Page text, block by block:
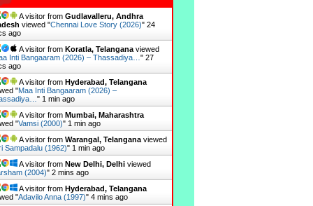
A visitor from Gudlavalleru, Andhra
viewed "Chennai Love Story (2026)" 25
ago
A visitor from Koratla, Telanganaviewed
Inti Bangaaram (2026) – Thassadiya… " 28
ago
A visitor from Hyderabad, Telangana
"Maa Inti Bangaaram (2026) –
" 1 min ago
A visitor from Mumbai, Maharashtra
"Vamsi (2000)" 1 min ago
A visitor from Warangal, Telanganaviewed
Sampadalu (1962)" 1 min ago
A visitor from New Delhi, Delhiviewed
(2004)" 2 mins ago
A visitor from Hyderabad, Telangana
"Adavilo Anna (1997)" 4 mins ago